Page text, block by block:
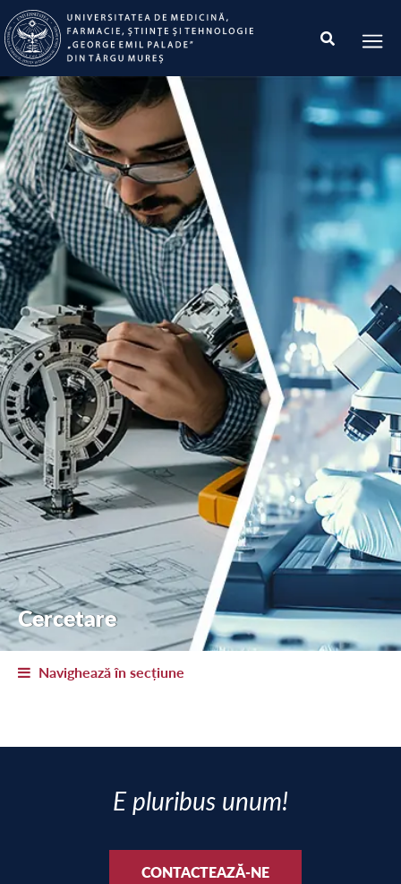
Cercetare
Navighează în secțiune
E pluribus unum!
CONTACTEAZĂ-NE